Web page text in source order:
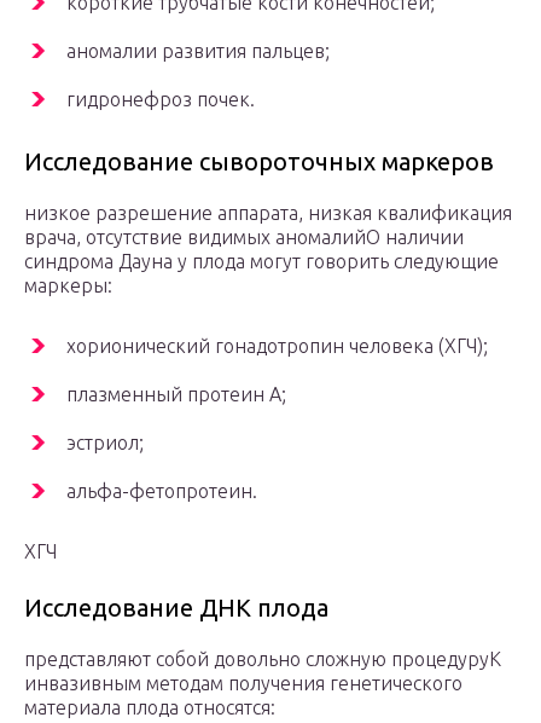
аномалии развития пальцев;
гидронефроз почек.
Исследование сывороточных маркеров
низкое разрешение аппарата, низкая квалификация
врача, отсутствие видимых аномалийО наличии
синдрома Дауна у плода могут говорить следующие
маркеры:
хорионический гонадотропин человека (ХГЧ);
плазменный протеин А;
эстриол;
альфа-фетопротеин.
ХГЧ
Исследование ДНК плода
представляют собой довольно сложную процедуруК
инвазивным методам получения генетического
материала плода относятся: